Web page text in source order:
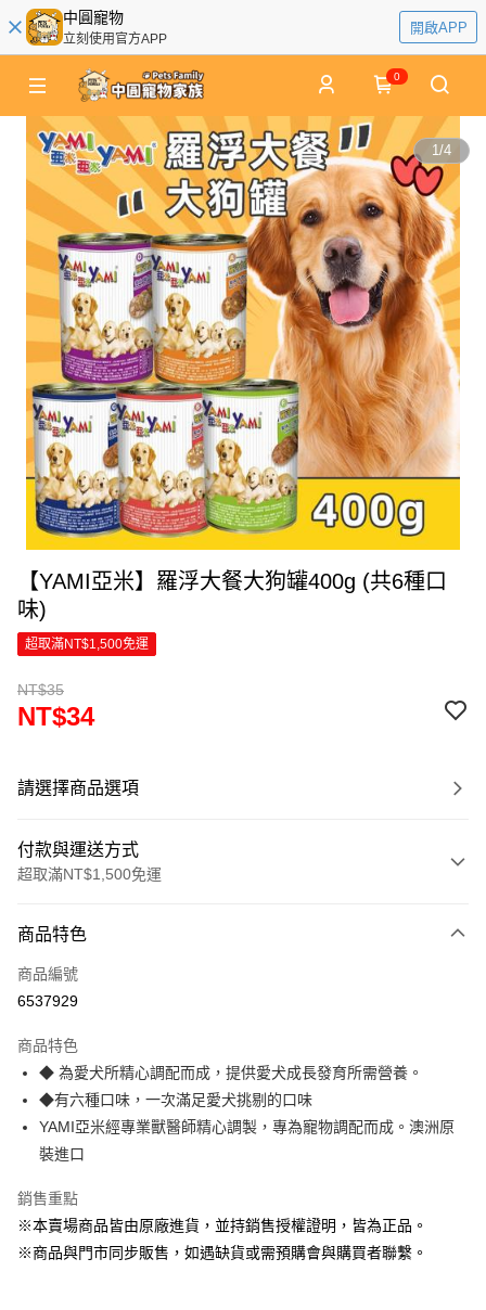
中圓寵物
立刻使用官方APP
開啟APP
0
1/4
【YAMI亞米】羅浮大餐大狗罐400g (共6種口
味)
超取滿NT$1,500免運
NT$35
NT$34
請選擇商品選項
付款與運送方式
超取滿NT$1,500免運
信用卡一次付款
超商取貨付款
Apple Pay
街口支付
悠遊付
Google Pay
ATM付款
商品特色
商品編號
6537929
商品特色
◆ 為愛犬所精心調配而成，提供愛犬成長發育所需營養。
◆有六種口味，一次滿足愛犬挑剔的口味
YAMI亞米經專業獸醫師精心調製，專為寵物調配而成。澳洲原
裝進口
銷售重點
※本賣場商品皆由原廠進貨，並持銷售授權證明，皆為正品。
※商品與門市同步販售，如遇缺貨或需預購會與購買者聯繫。